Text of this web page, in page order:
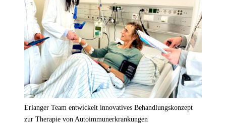
Erlanger Team entwickelt innovatives Behandlungskonzept
zur Therapie von Autoimmunerkrankungen